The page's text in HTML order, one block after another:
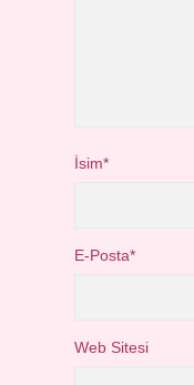
İsim*
E-Posta*
Web Sitesi